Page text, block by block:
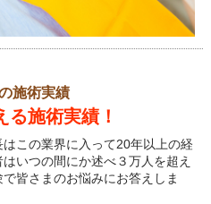
施術実績
る施術実績！
この業界に入って20年以上の経
いつの間にか述べ３万人を超え
皆さまのお悩みにお答えしま